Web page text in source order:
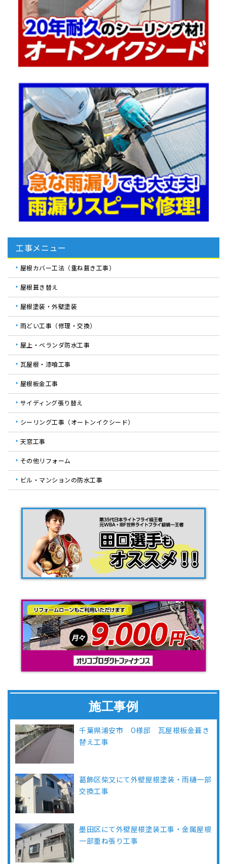
工事メニュー
屋根カバー工法（重ね葺き工事）
屋根葺き替え
屋根塗装・外壁塗装
雨どい工事（修理・交換）
屋上・ベランダ防水工事
瓦屋根・漆喰工事
屋根板金工事
サイディング張り替え
シーリング工事（オートンイクシード）
天窓工事
その他リフォーム
ビル・マンションの防水工事
施工事例
千葉県浦安市 O様邸 瓦屋根板金葺き
替え工事
葛飾区柴又にて外壁屋根塗装・雨樋一部
交換工事
墨田区にて外壁屋根塗装工事・金属屋根
一部重ね張り工事